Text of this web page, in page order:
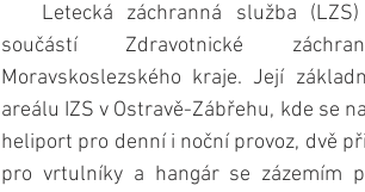
součástí Zdravotnické
Moravskoslezského kraje. Její
areálu IZS v Ostravě-Zábřehu, kde se
heliport pro denní i noční provoz, dvě
pro vrtulníky a hangár se zázemím